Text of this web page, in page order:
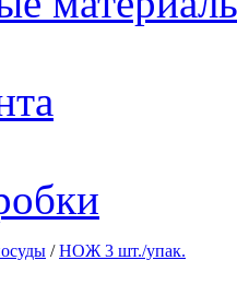
/НОЖ 3 шт./упак.